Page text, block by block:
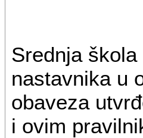
Srednja
nastavnika u
obaveza
i ovim